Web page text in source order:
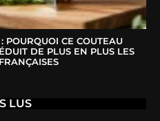
POURQUOI CE COUTEAU
DE PLUS EN PLUS LES
LUS